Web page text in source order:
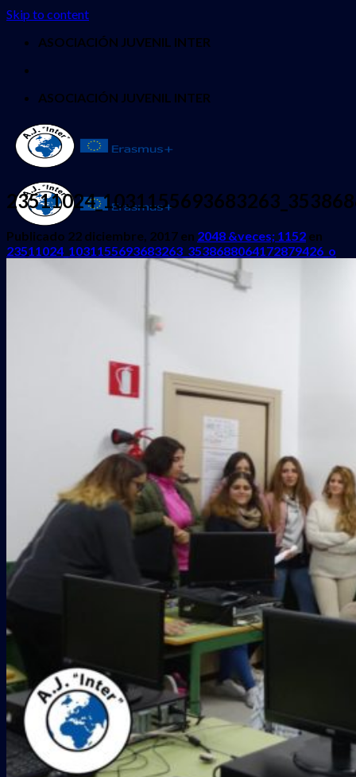
Skip to content
ASOCIACIÓN JUVENIL INTER
ASOCIACIÓN JUVENIL INTER
COLABORADORES
Publicado 22 diciembre, 2017 en 2048 &veces; 1152 en
23511024_1031155693683263_3538688064172879426_o